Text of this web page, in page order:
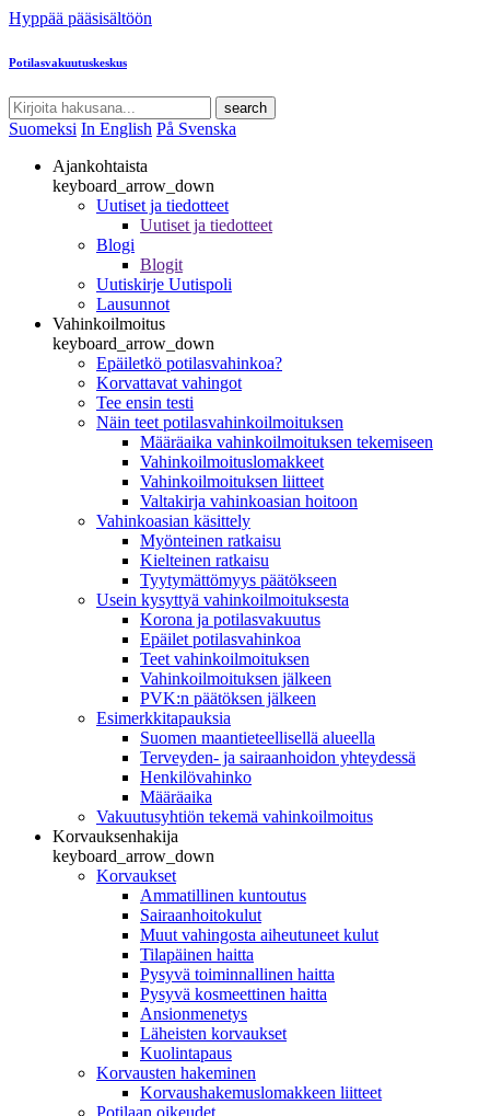
Hyppää pääsisältöön
Potilasvakuutuskeskus
search
Suomeksi In English På Svenska
Ajankohtaista
keyboard_arrow_down
Uutiset ja tiedotteet
Uutiset ja tiedotteet
Blogi
Blogit
Uutiskirje Uutispoli
Lausunnot
Vahinkoilmoitus
keyboard_arrow_down
Epäiletkö potilasvahinkoa?
Korvattavat vahingot
Tee ensin testi
Näin teet potilasvahinkoilmoituksen
Määräaika vahinkoilmoituksen tekemiseen
Vahinkoilmoituslomakkeet
Vahinkoilmoituksen liitteet
Valtakirja vahinkoasian hoitoon
Vahinkoasian käsittely
Myönteinen ratkaisu
Kielteinen ratkaisu
Tyytymättömyys päätökseen
Usein kysyttyä vahinkoilmoituksesta
Korona ja potilasvakuutus
Epäilet potilasvahinkoa
Teet vahinkoilmoituksen
Vahinkoilmoituksen jälkeen
PVK:n päätöksen jälkeen
Esimerkkitapauksia
Suomen maantieteellisellä alueella
Terveyden- ja sairaanhoidon yhteydessä
Henkilövahinko
Määräaika
Vakuutusyhtiön tekemä vahinkoilmoitus
Korvauksenhakija
keyboard_arrow_down
Korvaukset
Ammatillinen kuntoutus
Sairaanhoitokulut
Muut vahingosta aiheutuneet kulut
Tilapäinen haitta
Pysyvä toiminnallinen haitta
Pysyvä kosmeettinen haitta
Ansionmenetys
Läheisten korvaukset
Kuolintapaus
Korvausten hakeminen
Korvaushakemuslomakkeen liitteet
Potilaan oikeudet